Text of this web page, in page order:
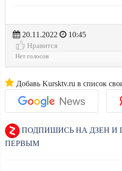
20.11.2022
10:45
Нравится
Нет голосов
Добавь Kursktv.ru в список
ПОДПИШИСЬ НА ДЗЕН И
ПЕРВЫМ